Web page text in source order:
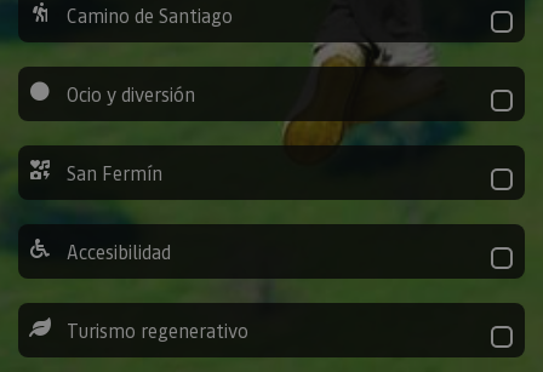
Camino de Santiago
Ocio y diversión
San Fermín
Accesibilidad
Turismo regenerativo